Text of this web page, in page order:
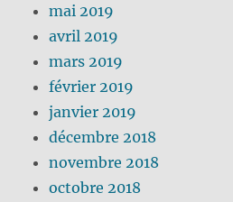
mai 2019
avril 2019
mars 2019
février 2019
janvier 2019
décembre 2018
novembre 2018
octobre 2018